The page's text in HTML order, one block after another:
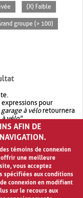
(X) Faible
groupe (> 100)
pour
garage à véloretournera
à vélo".
OR.garage OR vélo
garage à vélo
AFIN DE
témoins de connexion
offrir une meilleure
vous acceptez
spécifiées aux conditions
connexion en modifiant
sur le recours aux